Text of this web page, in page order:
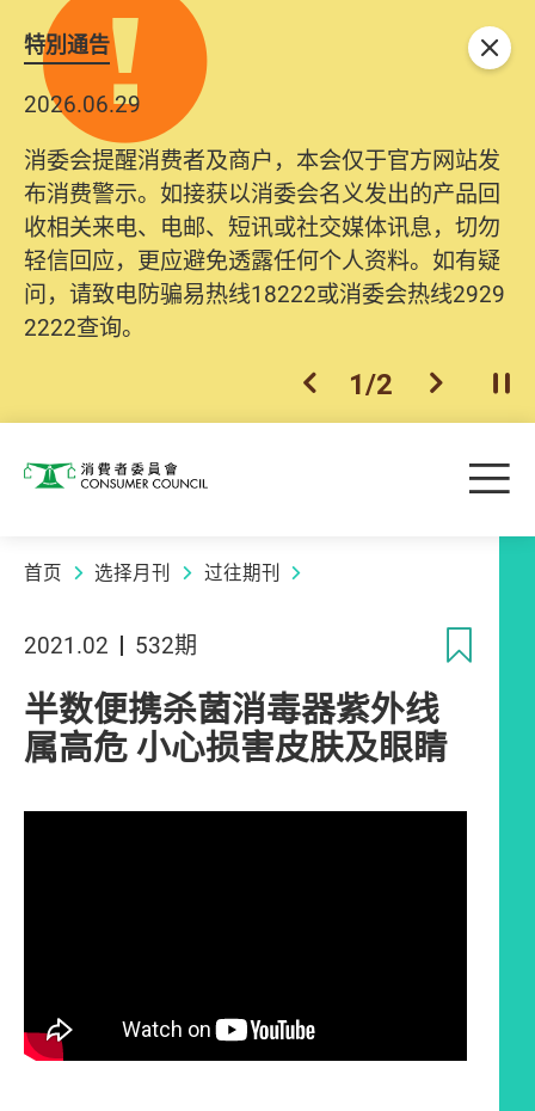
特別通告
2026.06.29
消委会提醒消费者及商户，本会仅于官方网站发
布消费警示。如接获以消委会名义发出的产品回
收相关来电、电邮、短讯或社交媒体讯息，切勿
轻信回应，更应避免透露任何个人资料。如有疑
问，请致电防骗易热线18222或消委会热线2929
2222查询。
上一个
1/2 下一个开
关闭
消费者委员会 目
首页 选择月刊 过往期刊
2021.02 532期
半数便携杀菌消毒器紫外线
属高危 小心损害皮肤及眼睛